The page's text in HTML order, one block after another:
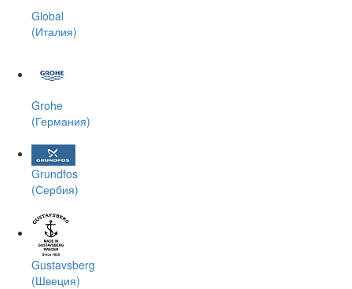
Global
(Италия)
Grohe
(Германия)
Grundfos
(Сербия)
Gustavsberg
(Швеция)